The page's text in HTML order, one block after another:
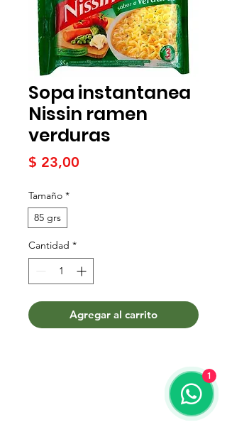
Sopa instantanea
Nissin ramen
verduras
$ 23,00
Tamaño *
85 grs
Cantidad *
Agregar al carrito
1